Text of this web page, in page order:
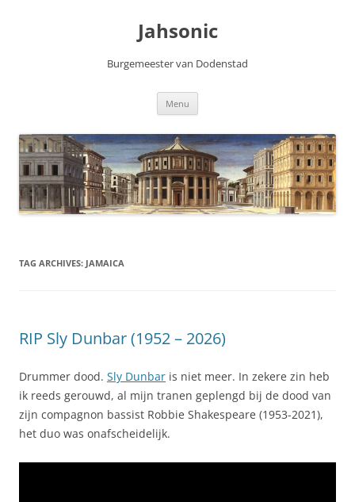
Jahsonic
Burgemeester van Dodenstad
Menu
TAG ARCHIVES: JAMAICA
RIP Sly Dunbar (1952 – 2026)
Drummer dood. Sly Dunbar is niet meer. In zekere zin heb
ik reeds gerouwd, al mijn tranen geplengd bij de dood van
zijn compagnon bassist Robbie Shakespeare (1953-2021),
het duo was onafscheidelijk.